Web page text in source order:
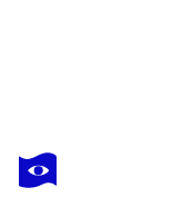
TATIANA MALINOVSCAIA
Golden Edge of the